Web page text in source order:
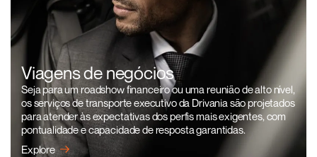
Viagens de negócios
Seja para um roadshow financeiro ou uma reunião de alto nível,
os serviços de transporte executivo da Drivania são projetados
para atender às expectativas dos perfis mais exigentes, com
pontualidade e capacidade de resposta garantidas.
Explore